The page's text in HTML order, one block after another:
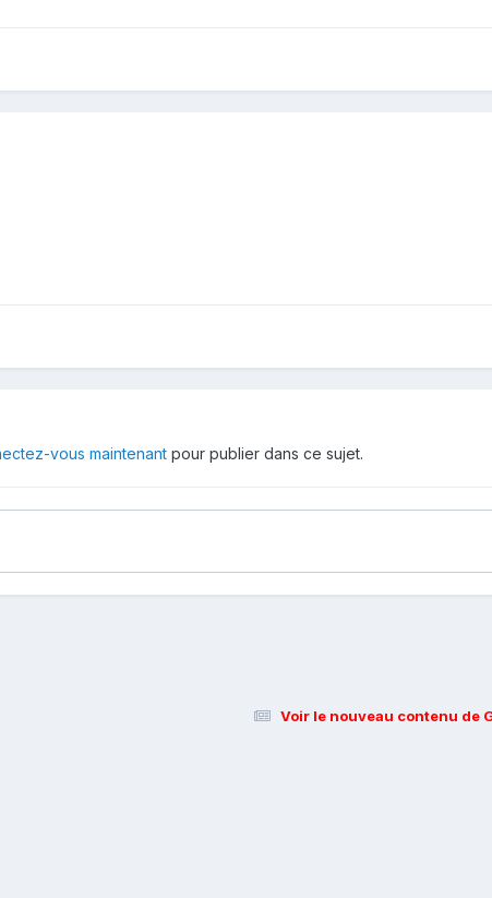
vous maintenant pour publier dans ce sujet.
Voir le nouveau contenu de